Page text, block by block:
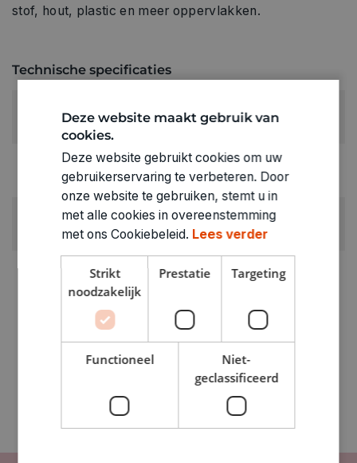
stof, hout, plastic en meer oppervlakken.
Technische specificaties
RUBRIEK:
GEWICHT
ARTIKELNUMMER
Deze website maakt gebruik van
cookies.
Deze website gebruikt cookies om uw
gebruikerservaring te verbeteren. Door
onze website te gebruiken, stemt u in
met alle cookies in overeenstemming
met ons Cookiebeleid. Lees verder
Strikt
noodzakelijk
Prestatie Targeting
Functioneel
Niet-
geclassificeerd